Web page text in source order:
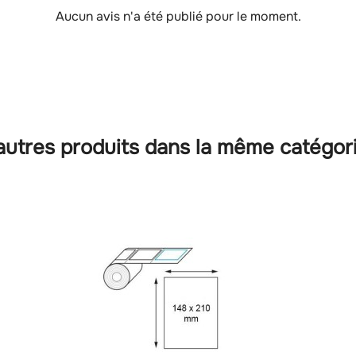
Aucun avis n'a été publié pour le moment.
produits dans la même